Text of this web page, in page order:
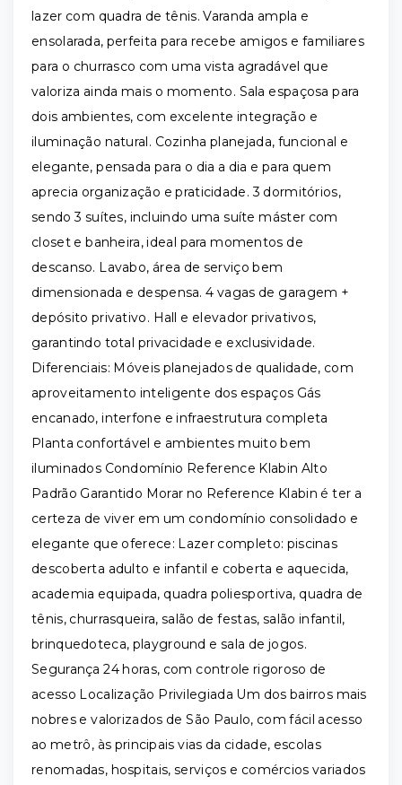
lazer com quadra de tênis. Varanda ampla e
ensolarada, perfeita para recebe amigos e familiares
para o churrasco com uma vista agradável que
valoriza ainda mais o momento. Sala espaçosa para
dois ambientes, com excelente integração e
iluminação natural. Cozinha planejada, funcional e
elegante, pensada para o dia a dia e para quem
aprecia organização e praticidade. 3 dormitórios,
sendo 3 suítes, incluindo uma suíte máster com
closet e banheira, ideal para momentos de
descanso. Lavabo, área de serviço bem
dimensionada e despensa. 4 vagas de garagem +
depósito privativo. Hall e elevador privativos,
garantindo total privacidade e exclusividade.
Diferenciais: Móveis planejados de qualidade, com
aproveitamento inteligente dos espaços Gás
encanado, interfone e infraestrutura completa
Planta confortável e ambientes muito bem
iluminados Condomínio Reference Klabin Alto
Padrão Garantido Morar no Reference Klabin é ter a
certeza de viver em um condomínio consolidado e
elegante que oferece: Lazer completo: piscinas
descoberta adulto e infantil e coberta e aquecida,
academia equipada, quadra poliesportiva, quadra de
tênis, churrasqueira, salão de festas, salão infantil,
brinquedoteca, playground e sala de jogos.
Segurança 24 horas, com controle rigoroso de
acesso Localização Privilegiada Um dos bairros mais
nobres e valorizados de São Paulo, com fácil acesso
ao metrô, às principais vias da cidade, escolas
renomadas, hospitais, serviços e comércios variados